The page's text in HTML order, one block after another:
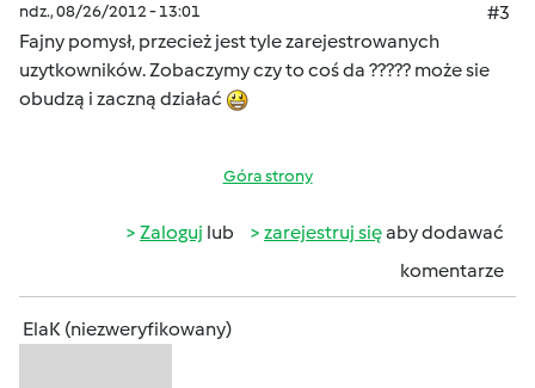
ndz., 08/26/2012 - 13:01
#3
Fajny pomysł, przecież jest tyle zarejestrowanych
uzytkowników. Zobaczymy czy to coś da ????? może sie
obudzą i zaczną działać
Góra strony
Zaloguj lub zarejestruj sięaby dodawać
komentarze
ElaK (niezweryfikowany)